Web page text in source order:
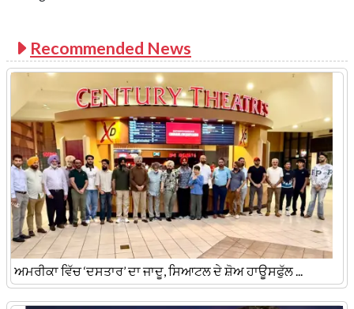
Recommended News
ਅਮਰੀਕਾ ਵਿੱਚ ‘ਦਸਤਾਰ’ ਦਾ ਜਾਦੂ, ਸਿਆਟਲ ਦੇ ਸ਼ੋਅ ਹਾਊਸਫੁੱਲ ...